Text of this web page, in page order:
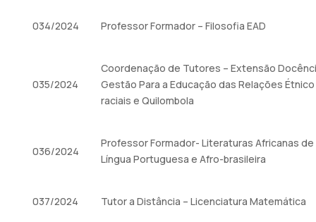
034/2024 Professor Formador – Filosofia EAD
035/2024
Coordenação de Tutores – Extensão
Gestão Para a Educação das Relações Étnico
raciais e Quilombola
036/2024
Professor Formador- Literaturas Africanas de
Língua Portuguesa e Afro-brasileira
037/2024 Tutor a Distância – Licenciatura Matemática